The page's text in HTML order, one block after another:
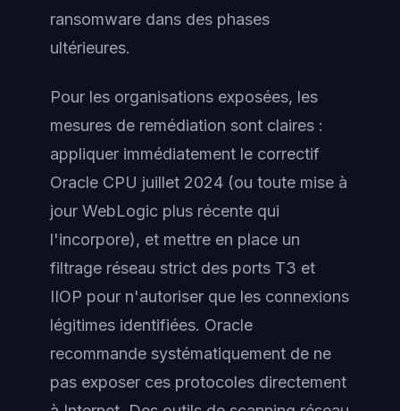
ransomware dans des phases
ultérieures.
Pour les organisations exposées, les
mesures de remédiation sont claires :
appliquer immédiatement le correctif
Oracle CPU juillet 2024 (ou toute mise à
jour WebLogic plus récente qui
l'incorpore), et mettre en place un
filtrage réseau strict des ports T3 et
IIOP pour n'autoriser que les connexions
légitimes identifiées. Oracle
recommande systématiquement de ne
pas exposer ces protocoles directement